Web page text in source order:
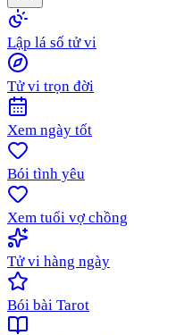
Lập lá số tử vi
Tử vi trọn đời
Xem ngày tốt
Bói tình yêu
Xem tuổi vợ chồng
Tử vi hàng ngày
Bói bài Tarot